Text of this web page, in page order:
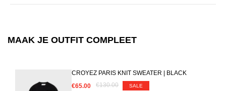
MAAK JE OUTFIT COMPLEET
CROYEZ PARIS KNIT SWEATER | BLACK
€65.00
€130.00 SALE